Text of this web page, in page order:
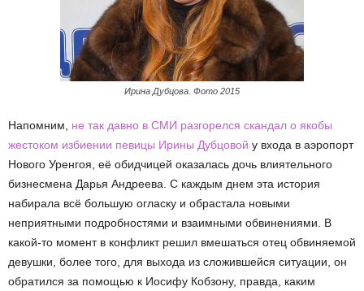
Ирина Дубцова. Фото 2015
Напомним, не так давно в СМИ разгорелся скандал о якобы
жестоком избиении певицы Ирины Дубцовой у входа в аэропорт
Нового Уренгоя, её обидчицей оказалась дочь влиятельного
бизнесмена Дарья Андреева. С каждым днем эта история
набирала всё большую огласку и обрастала новыми
неприятными подробностями и взаимными обвинениями. В
какой-то момент в конфликт решил вмешаться отец обвиняемой
девушки, более того, для выхода из сложившейся ситуации, он
обратился за помощью к Иосифу Кобзону, правда, каким